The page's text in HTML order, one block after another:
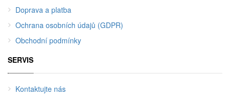
Doprava a platba
Ochrana osobních údajů (GDPR)
Obchodní podmínky
SERVIS
Kontaktujte nás